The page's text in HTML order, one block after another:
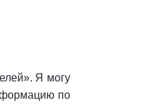
Я могу
по